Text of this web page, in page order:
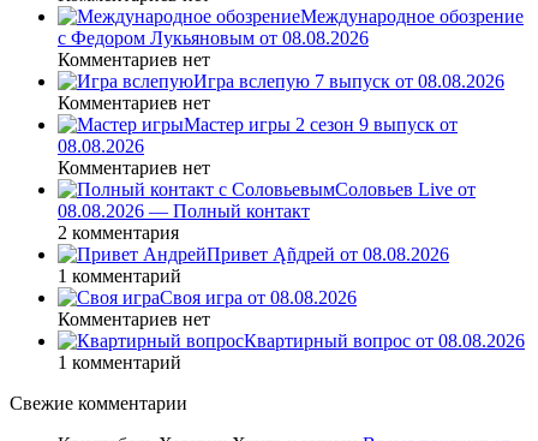
Международное обозрение
с Федором Лукьяновым от 08.08.2026
Комментариев нет
Игра вслепую 7 выпуск от 08.08.2026
Комментариев нет
Мастер игры 2 сезон 9 выпуск от
08.08.2026
Комментариев нет
Соловьев Live от
08.08.2026 — Полный контакт
2 комментария
Привет Ąñдpей от 08.08.2026
1 комментарий
Своя игра от 08.08.2026
Комментариев нет
Квартирный вопрос от 08.08.2026
1 комментарий
Свежие комментарии